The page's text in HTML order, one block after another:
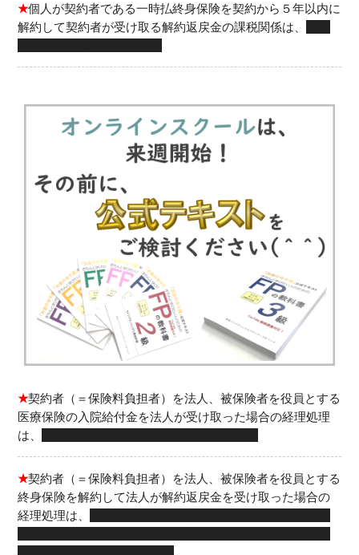
★個人が契約者である一時払終身保険を契約から５年以内に
解約して契約者が受け取る解約返戻金の課税関係は、
★契約者（＝保険料負担者）を法人、被保険者を役員とする
医療保険の入院給付金を法人が受け取った場合の経理処理
は、
★契約者（＝保険料負担者）を法人、被保険者を役員とする
終身保険を解約して法人が解約返戻金を受け取った場合の
経理処理は、